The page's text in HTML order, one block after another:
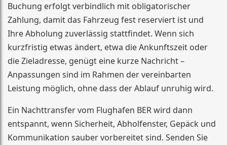
Buchung erfolgt verbindlich mit obligatorischer
Zahlung, damit das Fahrzeug fest reserviert ist und
Ihre Abholung zuverlässig stattfindet. Wenn sich
kurzfristig etwas ändert, etwa die Ankunftszeit oder
die Zieladresse, genügt eine kurze Nachricht –
Anpassungen sind im Rahmen der vereinbarten
Leistung möglich, ohne dass der Ablauf unruhig wird.
Ein Nachttransfer vom Flughafen BER wird dann
entspannt, wenn Sicherheit, Abholfenster, Gepäck und
Kommunikation sauber vorbereitet sind. Senden Sie